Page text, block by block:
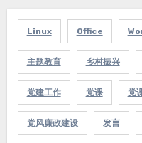
Linux Office
主题教育 乡村振兴
党建工作 党课 党
党风廉政建设 发言